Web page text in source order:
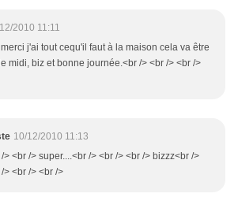
2010 11:11
j'ai tout cequ'il faut à la maison cela va être
midi, biz et bonne journée.<br /> <br /> <br />
10/12/2010 11:13
> <br /> super....<br /> <br /> <br /> bizzz<br />
> <br /> <br />